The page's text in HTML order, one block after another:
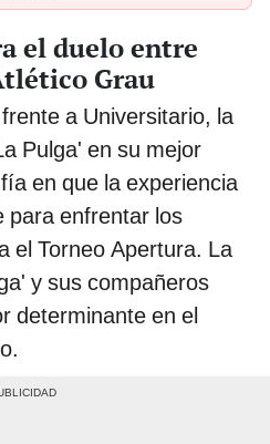
el duelo entre
Grau
a Universitario, la
Pulga' en su mejor
en que la experiencia
para enfrentar los
el Torneo Apertura. La
y sus compañeros
determinante en el